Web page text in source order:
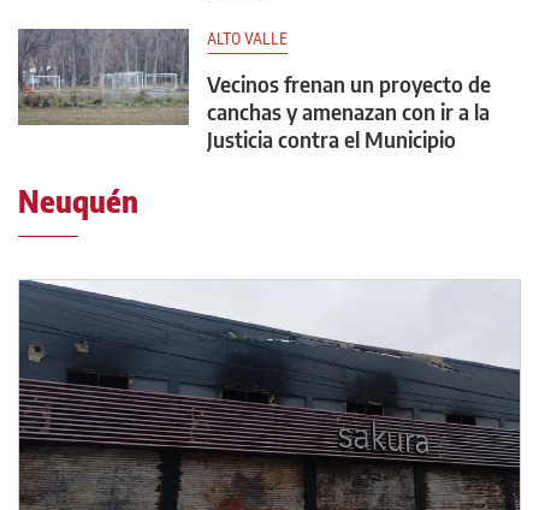
ALTO VALLE
Vecinos frenan un proyecto de
canchas y amenazan con ir a la
Justicia contra el Municipio
Neuquén